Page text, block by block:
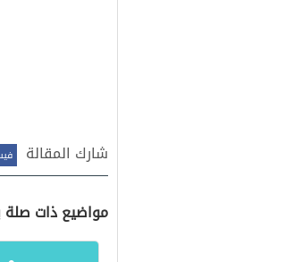
شارك المقالة
مواضيع ذات صلة